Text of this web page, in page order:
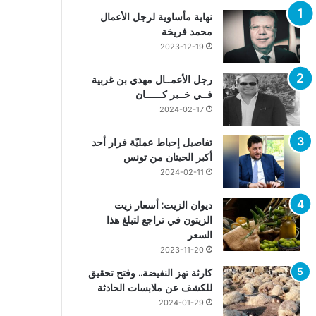
نهاية مأساوية لرجل الأعمال
محمد فريخة
2023-12-19
رجل الأعمــال مهدي بن غربية
فــي خــبر كــــــان
2024-02-17
تفاصيل إحباط عمليّة فرار أحد
أكبر الحيتان من تونس
2024-02-11
ديوان الزيت: أسعار زيت
الزيتون في تراجع لتبلغ هذا
السعر
2023-11-20
كارثة تهز النفيضة.. وفتح تحقيق
للكشف عن ملابسات الحادثة
2024-01-29